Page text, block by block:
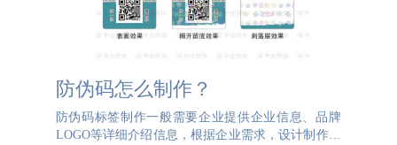
防伪码怎么制作？
防伪码标签制作一般需要企业提供企业信息、品牌
LOGO等详细介绍信息，根据企业需求，设计制作带